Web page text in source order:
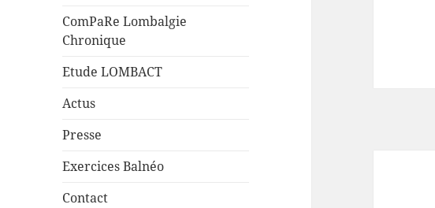
ComPaRe Lombalgie
Chronique
Etude LOMBACT
Actus
Presse
Exercices Balnéo
Contact